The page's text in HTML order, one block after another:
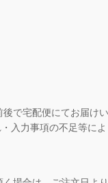
で宅配便にてお届けい
入力事項の不足等に